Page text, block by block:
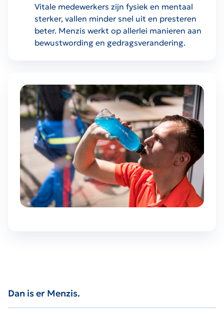
Vitale medewerkers zijn fysiek en mentaal
sterker, vallen minder snel uit en presteren
beter. Menzis werkt op allerlei manieren aan
bewustwording en gedragsverandering.
Dan is er Menzis.